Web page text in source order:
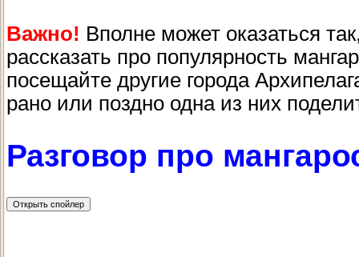
Важно! Вполне может оказаться
рассказать про популярность
посещайте другие города
рано или поздно одна из них
Разговор про